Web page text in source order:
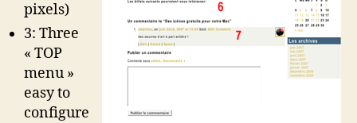
pixels)
3: Three
« TOP
menu »
easy to
configure